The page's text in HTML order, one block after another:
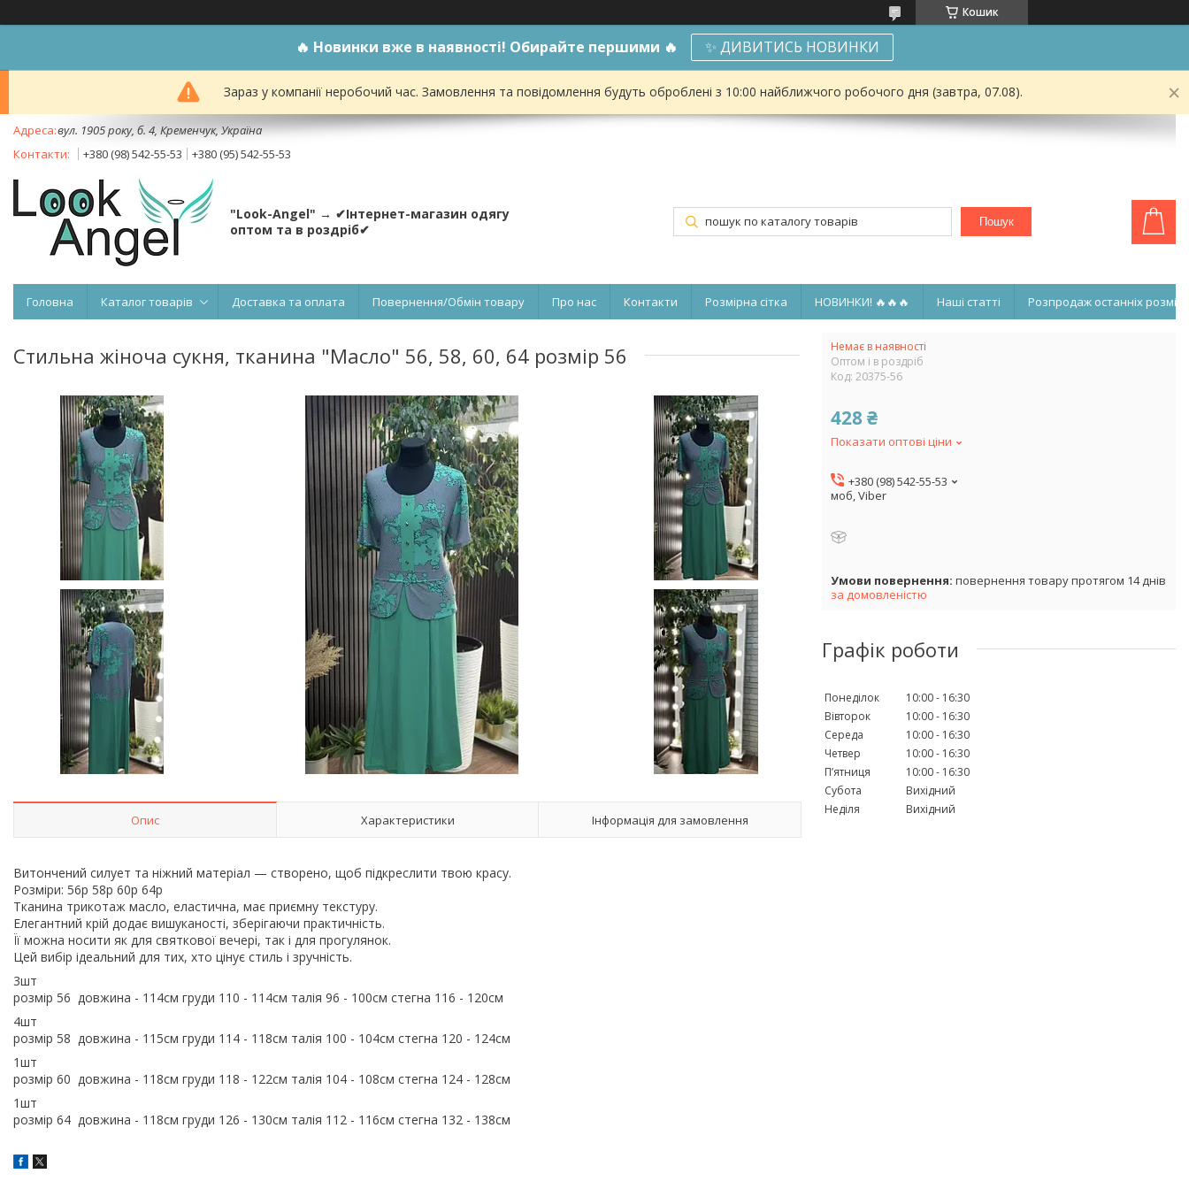
Кошик
🔥 Новинки вже в наявності! Обирайте першими 🔥 ✨ ДИВИТИСЬ НОВИНКИ
Зараз у компанії неробочий час. Замовлення та повідомлення будуть оброблені з 10:00 найближчого робочого дня (завтра, 07.08).
вул. 1905 року, б. 4, Кременчук, Україна
+380 (98) 542-55-53
+380 (95) 542-55-53
"Look-Angel" → ✔Інтернет-магазин одягу
оптом та в роздріб✔
Пошук
Головна Каталог товарів Доставка та оплата Повернення/Обмін товару Про нас Контакти Розмірна сітка НОВИНКИ! 🔥🔥🔥 Наші статті Розпродаж останніх
Стильна жіноча сукня, тканина "Масло" 56, 58, 60, 64 розмір 56
Опис Характеристики Інформація для замовлення
Витончений силует та ніжний матеріал — створено, щоб підкреслити твою красу.
Розміри: 56р 58р 60р 64р
Тканина трикотаж масло, еластична, має приємну текстуру.
Елегантний крій додає вишуканості, зберігаючи практичність.
Її можна носити як для святкової вечері, так і для прогулянок.
Цей вибір ідеальний для тих, хто цінує стиль і зручність.
3шт
розмір 56 довжина - 114см груди 110 - 114см талія 96 - 100см стегна 116 - 120см
4шт
розмір 58 довжина - 115см груди 114 - 118см талія 100 - 104см стегна 120 - 124см
1шт
розмір 60 довжина - 118см груди 118 - 122см талія 104 - 108см стегна 124 - 128см
1шт
розмір 64 довжина - 118см груди 126 - 130см талія 112 - 116см стегна 132 - 138см
Немає в наявності
Оптом і в роздріб
Код: 20375-56
428 ₴
Показати оптові ціни
+380 (98) 542-55-53
моб, Viber
повернення товару протягом 14 днів
за домовленістю
Графік роботи
Понеділок 10:00
16:30
Вівторок
10:00
16:30
Середа
10:00
16:30
Четвер
10:00
16:30
Пʼятниця
10:00
16:30
Субота
Вихідний
Неділя
Вихідний